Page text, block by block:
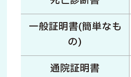
一般証明書(簡単なも
の)
通院証明書